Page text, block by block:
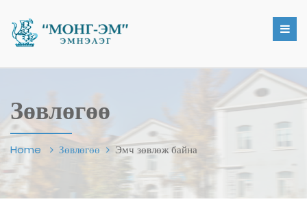
Зөвлөгөө
Home Зөвлөгөө Эмч зөвлөж байна